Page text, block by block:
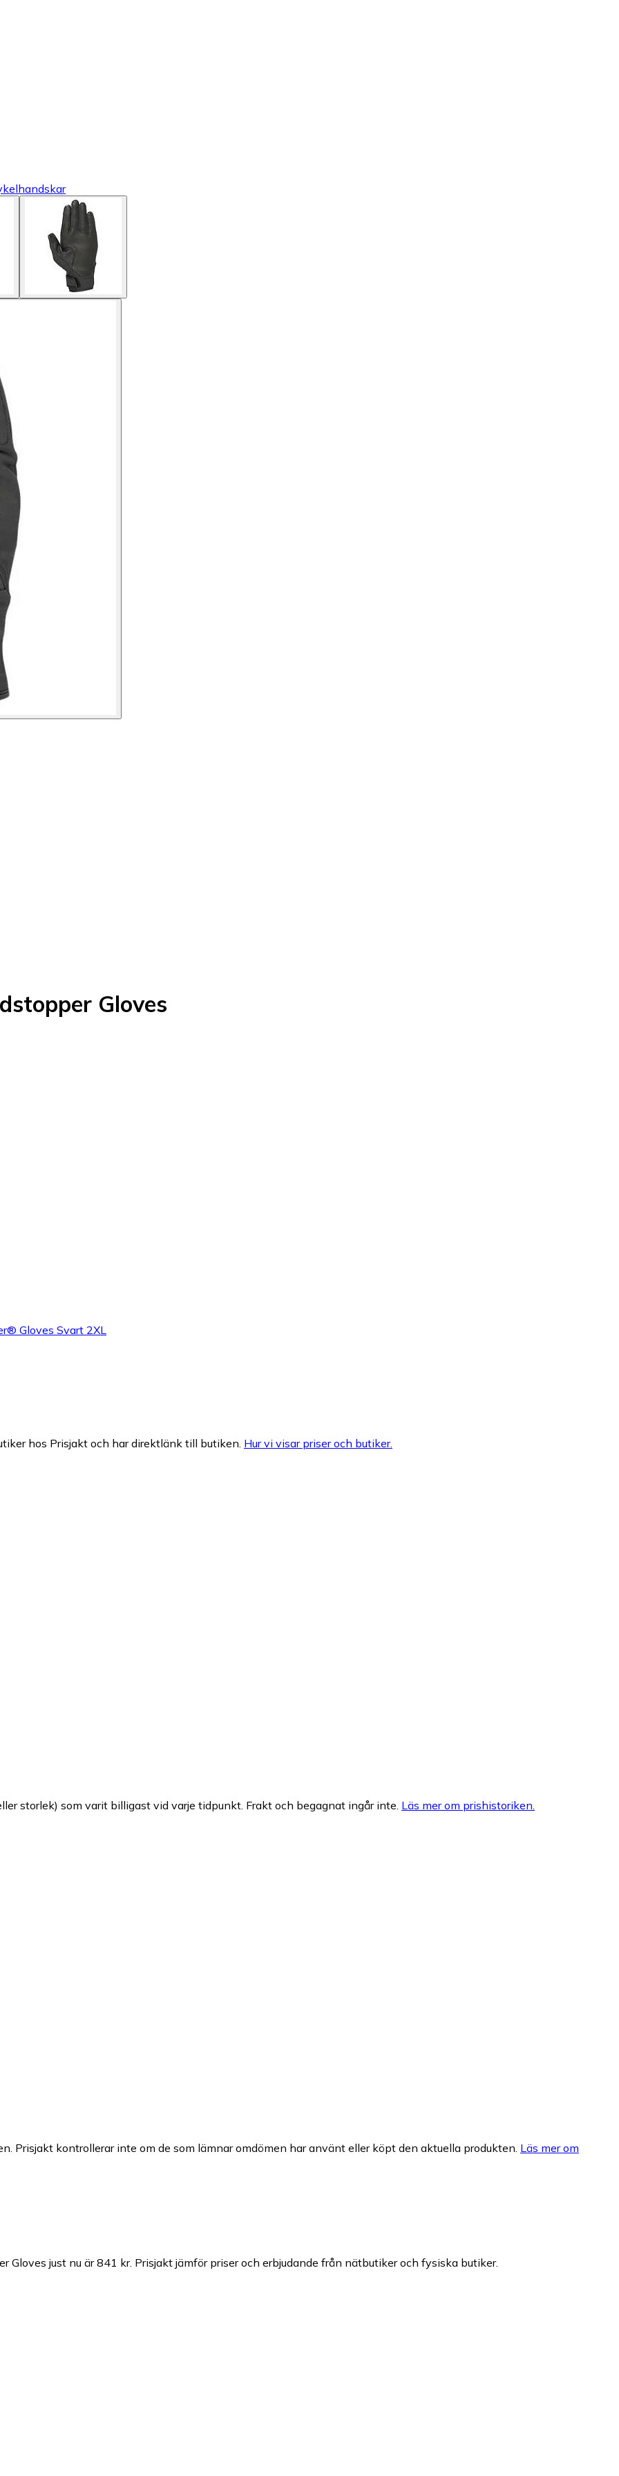
Gloves
Gloves Svart 2XL
hos Prisjakt och har direktlänk till butiken. Hur vi visar priser och butiker.
storlek) som varit billigast vid varje tidpunkt. Frakt och begagnat ingår inte. Läs mer om prishistoriken.
Prisjakt kontrollerar inte om de som lämnar omdömen har använt eller köpt den aktuella produkten. Läs mer om
Gloves just nu är 841 kr. Prisjakt jämför priser och erbjudande från nätbutiker och fysiska butiker.